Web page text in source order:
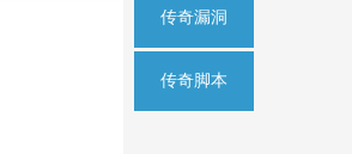
传奇漏洞
传奇脚本